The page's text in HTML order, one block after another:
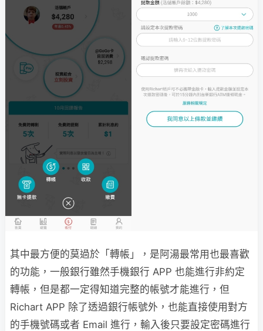
其中最方便的莫過於「轉帳」，是阿湯最常用也最喜歡
的功能，一般銀行雖然手機銀行 APP 也能進行非約定
轉帳，但是都一定得知道完整的帳號才能進行，但
Richart APP 除了透過銀行帳號外，也能直接使用對方
的手機號碼或者 Email 進行，輸入後只要設定密碼進行